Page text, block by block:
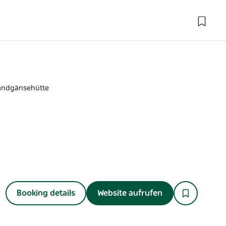
Booking details Website aufrufen